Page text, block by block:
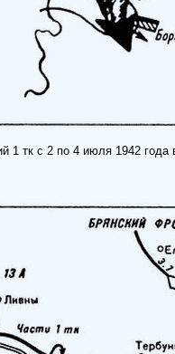
1 тк с 2 по 4 июля 1942